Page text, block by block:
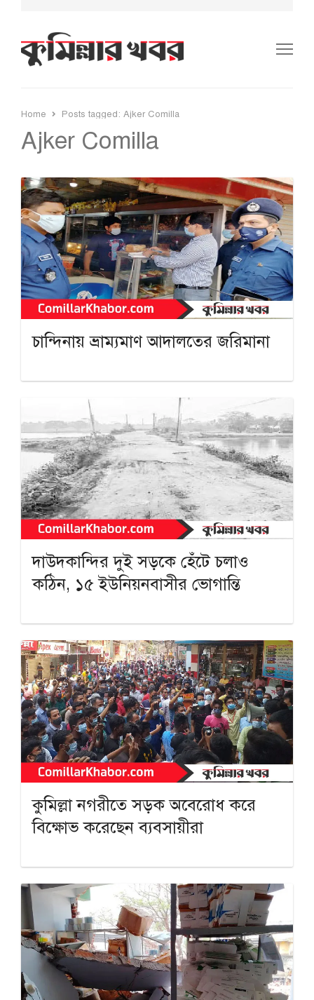
Home Posts tagged: Ajker Comilla
Ajker Comilla
চান্দিনায় ভ্রাম্যমাণ আদালতের জরিমানা
দাউদকান্দির দুই সড়কে হেঁটে চলাও
কঠিন, ১৫ ইউনিয়নবাসীর ভোগান্তি
কুমিল্লা নগরীতে সড়ক অবেরোধ করে
বিক্ষোভ করেছেন ব্যবসায়ীরা